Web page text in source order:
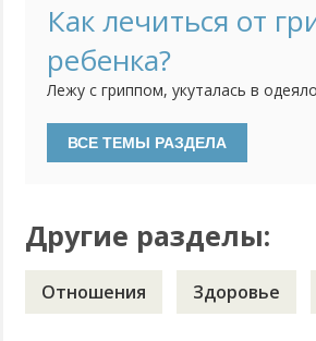
но не о контрацепции. Я считаю,
должен поговорить с сыном о
неприятных...
Как лечиться от
ребенка?
Лежу с гриппом, укуталась в
болит и суставы ломит. Чем
способы вы можете
Другие разделы:
Отношения Здоровье